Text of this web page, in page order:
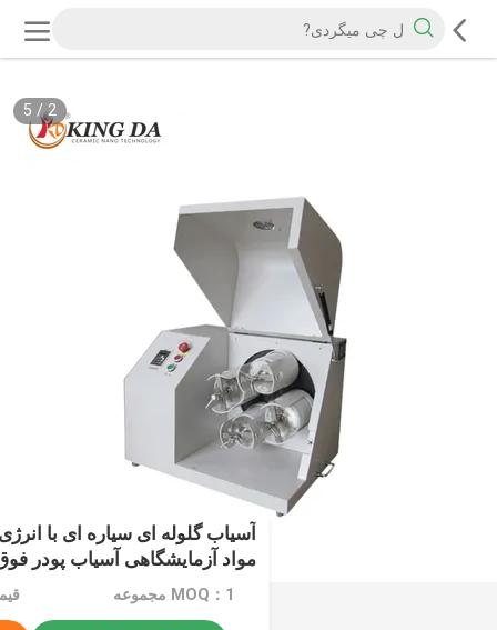
2
/
5
آسیاب گلوله ای سیاره ای با
مواد آزمایشگاهی آسیاب پودر فوق
MOQ：1 مجموعه